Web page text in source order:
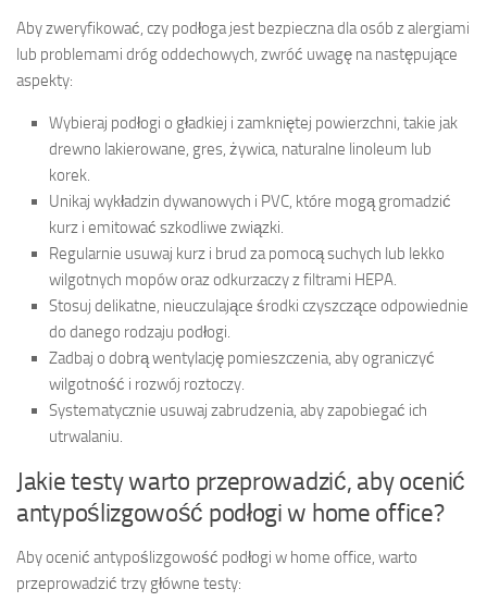
Aby zweryfikować, czy podłoga jest bezpieczna dla osób z alergiami
lub problemami dróg oddechowych, zwróć uwagę na następujące
aspekty:
Wybieraj podłogi o gładkiej i zamkniętej powierzchni, takie jak
drewno lakierowane, gres, żywica, naturalne linoleum lub
korek.
Unikaj wykładzin dywanowych i PVC, które mogą gromadzić
kurz i emitować szkodliwe związki.
Regularnie usuwaj kurz i brud za pomocą suchych lub lekko
wilgotnych mopów oraz odkurzaczy z filtrami HEPA.
Stosuj delikatne, nieuczulające środki czyszczące odpowiednie
do danego rodzaju podłogi.
Zadbaj o dobrą wentylację pomieszczenia, aby ograniczyć
wilgotność i rozwój roztoczy.
Systematycznie usuwaj zabrudzenia, aby zapobiegać ich
utrwalaniu.
Jakie testy warto przeprowadzić, aby ocenić
antypoślizgowość podłogi w home office?
Aby ocenić antypoślizgowość podłogi w home office, warto
przeprowadzić trzy główne testy: